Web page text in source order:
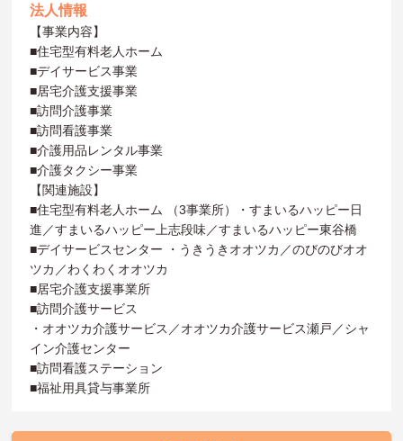
法人情報
【事業内容】
■住宅型有料老人ホーム
■デイサービス事業
■居宅介護支援事業
■訪問介護事業
■訪問看護事業
■介護用品レンタル事業
■介護タクシー事業
【関連施設】
■住宅型有料老人ホーム （3事業所）・すまいるハッピー日
進／すまいるハッピー上志段味／すまいるハッピー東谷橋
■デイサービスセンター ・うきうきオオツカ／のびのびオオ
ツカ／わくわくオオツカ
■居宅介護支援事業所
■訪問介護サービス
・オオツカ介護サービス／オオツカ介護サービス瀬戸／シャ
イン介護センター
■訪問看護ステーション
■福祉用具貸与事業所